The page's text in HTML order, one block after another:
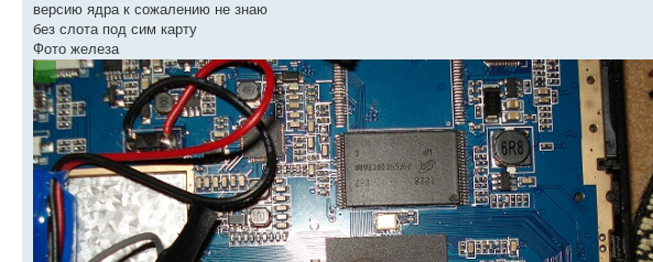
версию ядра к сожалению не знаю
без слота под сим карту
Фото железа